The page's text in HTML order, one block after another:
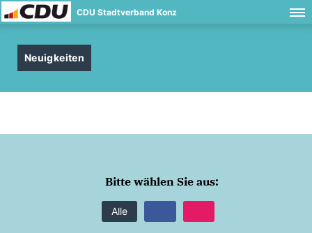
CDU Stadtverband Konz
Neuigkeiten
Bitte wählen Sie aus:
Alle